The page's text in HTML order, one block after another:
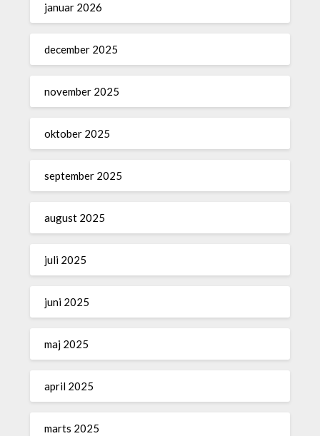
januar 2026
december 2025
november 2025
oktober 2025
september 2025
august 2025
juli 2025
juni 2025
maj 2025
april 2025
marts 2025